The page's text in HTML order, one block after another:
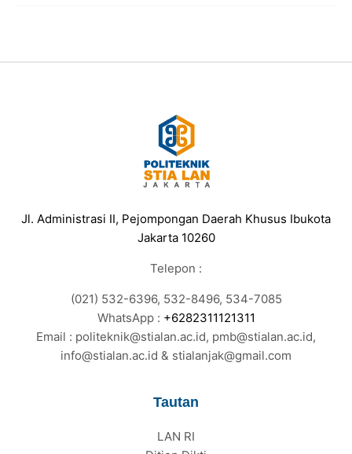
Jl. Administrasi II, Pejompongan Daerah Khusus Ibukota
Jakarta 10260
Telepon :
(021) 532-6396, 532-8496, 534-7085
WhatsApp : +6282311121311
Email : politeknik@stialan.ac.id, pmb@stialan.ac.id,
info@stialan.ac.id & stialanjak@gmail.com
Tautan
LAN RI